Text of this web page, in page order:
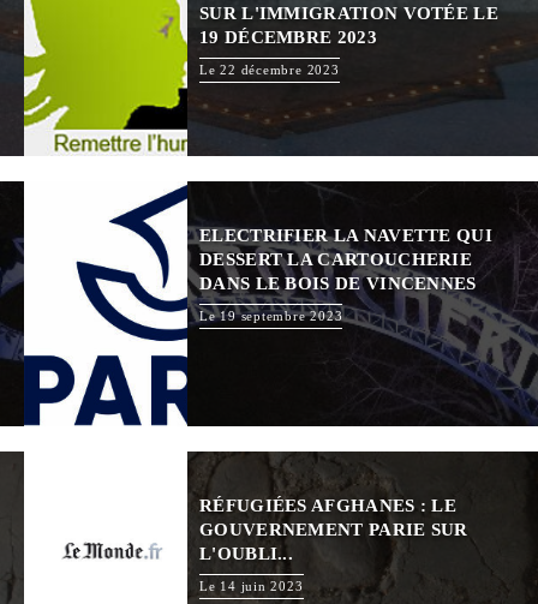
SUR L'IMMIGRATION VOTÉE LE
19 DÉCEMBRE 2023
Le 22 décembre 2023
ELECTRIFIER LA NAVETTE QUI
DESSERT LA CARTOUCHERIE
DANS LE BOIS DE VINCENNES
Le 19 septembre 2023
RÉFUGIÉES AFGHANES : LE
GOUVERNEMENT PARIE SUR
L'OUBLI...
Le 14 juin 2023